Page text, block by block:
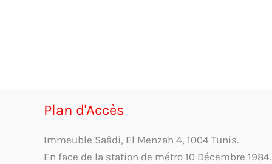
Plan d'Accès
Immeuble Saâdi, El Menzah 4, 1004 Tunis.
En face de la station de métro 10 Décembre 1984.